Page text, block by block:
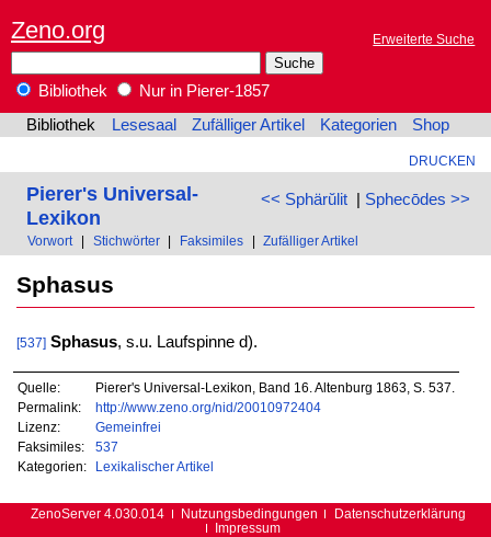
Zeno.org Erweiterte Suche
Bibliothek
Nur in Pierer-1857
Bibliothek
Lesesaal Zufälliger Artikel Kategorien Shop
DRUCKEN
<< Sphärŭlit| Sphecōdes >>
Pierer's Universal-
Lexikon
Vorwort Stichwörter Faksimiles Zufälliger Artikel
Sphasus
[537] Sphasus, s.u. Laufspinne d).
Quelle:
Pierer's Universal-Lexikon, Band 16. Altenburg 1863, S. 537.
Permalink:
http://www.zeno.org/nid/20010972404
Lizenz:
Gemeinfrei
Faksimiles:
537
Kategorien:
Lexikalischer Artikel
ZenoServer 4.030.014 Nutzungsbedingungen
Datenschutzerklärung
Impressum